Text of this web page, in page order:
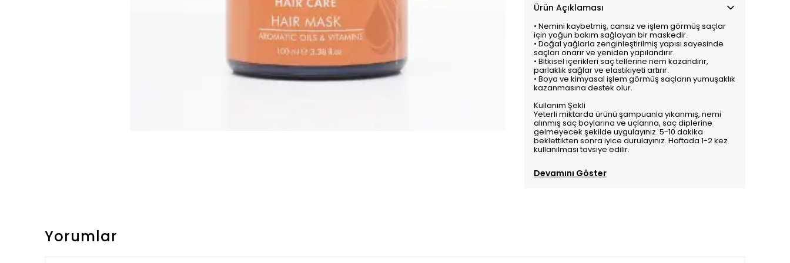
Ürün Açıklaması
• Nemini kaybetmiş, cansız ve işlem görmüş saçlar
için yoğun bakım sağlayan bir maskedir.
• Doğal yağlarla zenginleştirilmiş yapısı sayesinde
saçları onarır ve yeniden yapılandırır.
• Bitkisel içerikleri saç tellerine nem kazandırır,
parlaklık sağlar ve elastikiyeti artırır.
• Boya ve kimyasal işlem görmüş saçların yumuşaklık
kazanmasına destek olur.
Kullanım Şekli
Yeterli miktarda ürünü şampuanla yıkanmış, nemi
alınmış saç boylarına ve uçlarına, saç diplerine
gelmeyecek şekilde uygulayınız. 5-10 dakika
beklettikten sonra iyice durulayınız. Haftada 1-2 kez
kullanılması tavsiye edilir.
Devamını Göster
Yorumlar